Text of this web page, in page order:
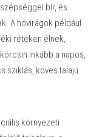
bír, és
A hóvirágok például
réteken élnek,
inkább a napos,
sziklás, köves talajú
környezeti